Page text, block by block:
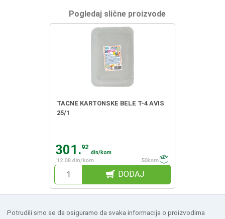
Pogledaj slične proizvode
TACNE KARTONSKE BELE T-4 AVIS
25/1
301.92
din/kom
12.08 din/kom
50kom
DODAJ
Potrudili smo se da osiguramo da svaka informacija o proizvodima